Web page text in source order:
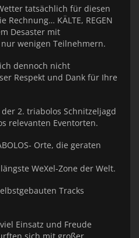
tatsächlich für diesen
KÄLTE, REGEN
Desaster mit
wenigen Teilnehmern.
dennoch nicht
Respekt und Dank für Ihre
2. triabolos Schnitzeljagd
relevanten Eventorten.
Orte, die geraten
WeXel-Zone der Welt.
Tracks
Einsatz und Freude